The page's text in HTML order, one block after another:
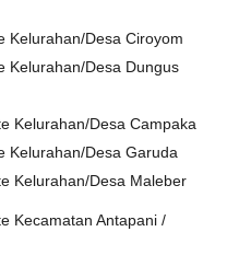
Kelurahan/Desa Ciroyom
Kelurahan/Desa Dungus
Kelurahan/Desa Campaka
Kelurahan/Desa Garuda
Kelurahan/Desa Maleber
Kecamatan Antapani /